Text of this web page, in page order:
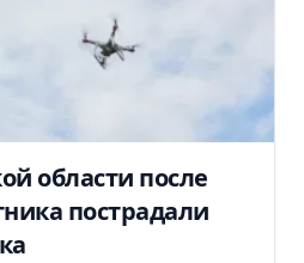
области после
пострадали